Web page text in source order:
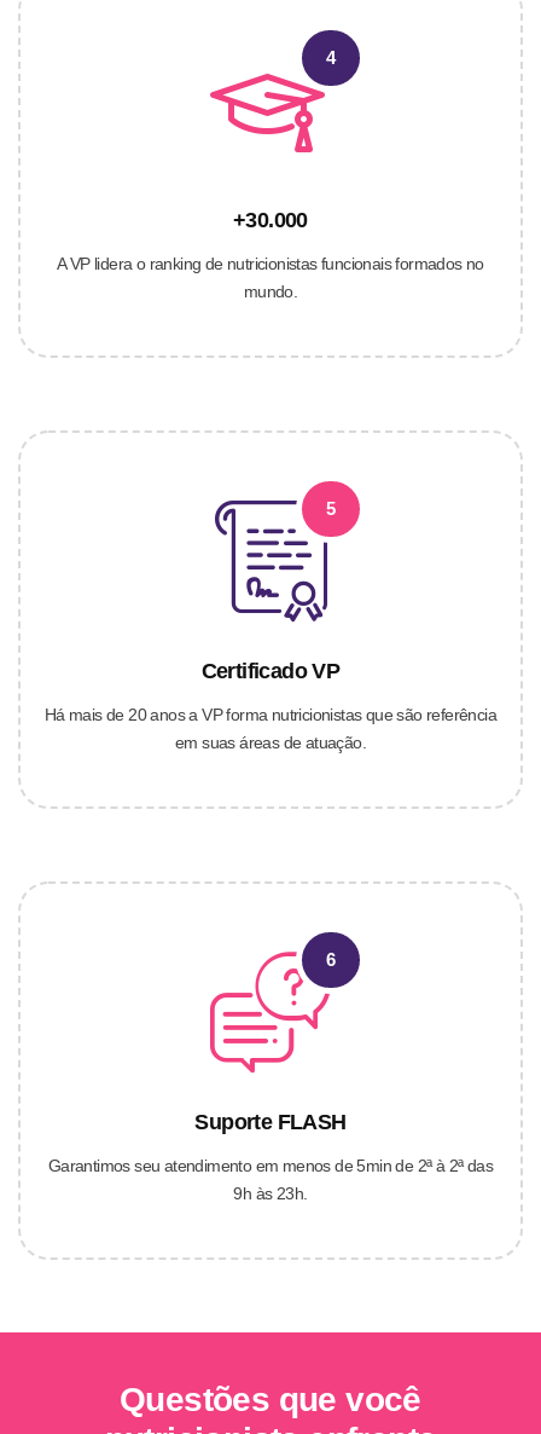
4
+30.000
A VP lidera o ranking de nutricionistas funcionais formados no
mundo.
5
Certificado VP
Há mais de 20 anos a VP forma nutricionistas que são referência
em suas áreas de atuação.
6
Suporte FLASH
Garantimos seu atendimento em menos de 5min de 2ª à 2ª das
9h às 23h.
Questões que você